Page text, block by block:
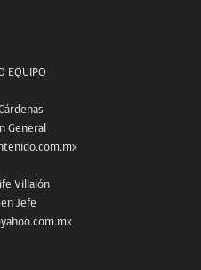
EQUIPO
General
Villalón
Jefe